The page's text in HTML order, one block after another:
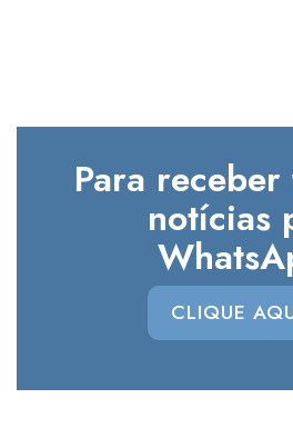
Para
notícias
CLIQUE